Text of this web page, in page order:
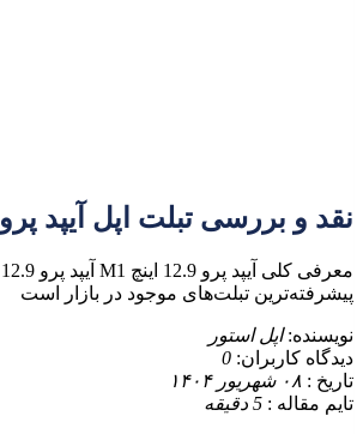
نقد و بررسی تبلت اپل آیپد پرو 12.9 اینچ M1
پیشرفته‌ترین تبلت‌های موجود در بازار است
نویسنده:اپل استور
دیدگاه کاربران: 0
تاریخ : ۰۸ شهریور ۱۴۰۴
تایم مقاله : 5 دقیقه